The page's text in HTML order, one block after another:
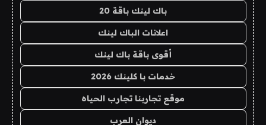
باك لينك باقة 20
اعلانات الباك لينك
أقوى باقة باك لينك
خدمات با كلينك 2026
موقع تجاربنا تجارب الحياه
ديوان العرب